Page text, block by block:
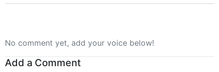
No comment yet, add your voice below!
Add a Comment